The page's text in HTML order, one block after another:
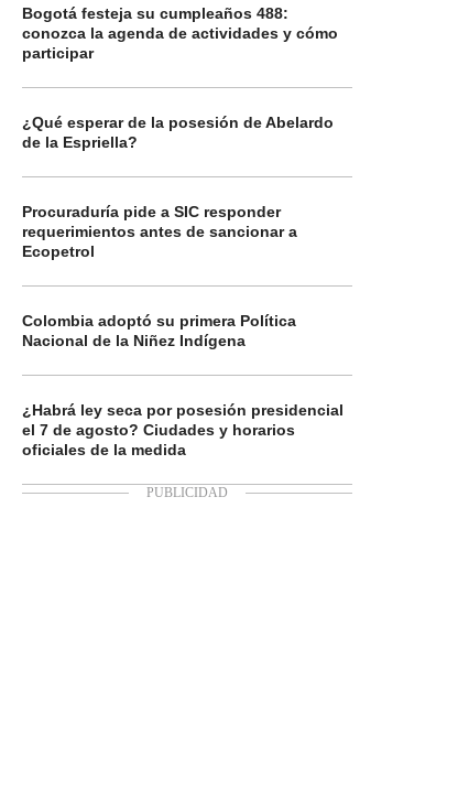
Bogotá festeja su cumpleaños 488:
conozca la agenda de actividades y cómo
participar
¿Qué esperar de la posesión de Abelardo
de la Espriella?
Procuraduría pide a SIC responder
requerimientos antes de sancionar a
Ecopetrol
Colombia adoptó su primera Política
Nacional de la Niñez Indígena
¿Habrá ley seca por posesión presidencial
el 7 de agosto? Ciudades y horarios
oficiales de la medida